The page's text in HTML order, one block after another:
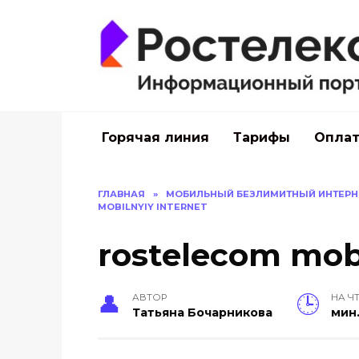
Горячая линия Тарифы
ГЛАВНАЯ » МОБИЛЬНЫЙ БЕЗЛИМИТНЫЙ
MOBILNYIY INTERNET
rostelecom
АВТОР
Тать­яна Бо­чар­ни­кова
НА
мин.